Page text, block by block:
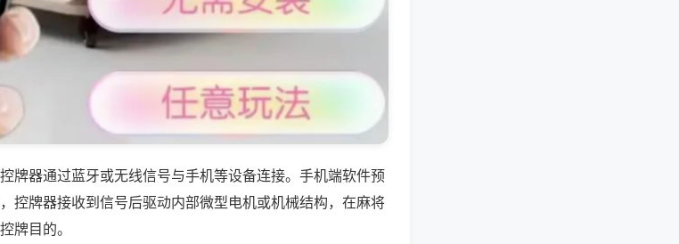
牌器通过蓝牙或无线信号与手机等设备连接。手机端软件预
控牌器接收到信号后驱动内部微型电机或机械结构，在麻将
牌目的。